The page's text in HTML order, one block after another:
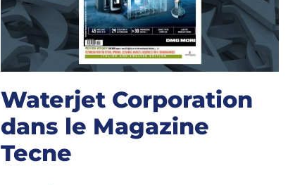
Waterjet Corporation
dans le Magazine
Tecne